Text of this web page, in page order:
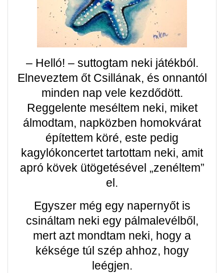
– Helló! – suttogtam neki játékból.
Elneveztem őt Csillának, és onnantól
minden nap vele kezdődött.
Reggelente meséltem neki, miket
álmodtam, napközben homokvárat
építettem köré, este pedig
kagylókoncertet tartottam neki, amit
apró kövek ütögetésével „zenéltem”
el.
Egyszer még egy napernyőt is
csináltam neki egy pálmalevélből,
mert azt mondtam neki, hogy a
kéksége túl szép ahhoz, hogy
leégjen.